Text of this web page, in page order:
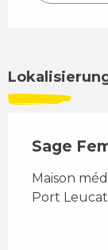
Sage
Maison
Port